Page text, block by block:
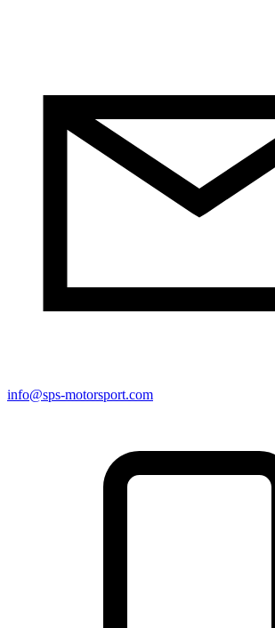
info@sps-motorsport.com